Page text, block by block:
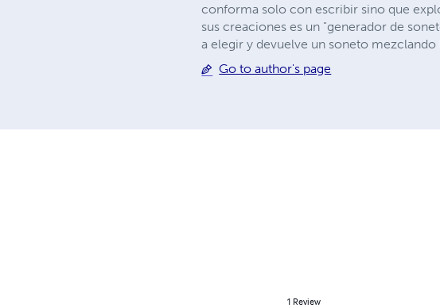
conforma solo con escribir sino que
sus creaciones es un "generador de
a elegir y devuelve un soneto mezclando
Go to author's page
1 Review